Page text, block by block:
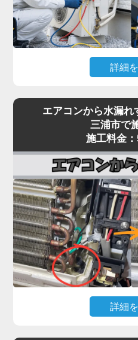
詳細
い、効きが弱いという症
が多いトラブルです。
原因は多岐にわたり、フ
まり、冷媒ガス不足、コ
センサー故障、室外機の
が絡んでいるケースもあ
実際の現場では、長年メ
機種で、フィン目詰まり
モーター・基板の劣化が
半分以下しか発揮できて
せん。
「冷えが弱い」程度の軽
ンプレッサーが過負荷で
エアコンから水漏れ
三浦市で
施工料金
詳細